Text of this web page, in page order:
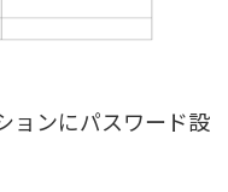
ョンにパスワード設